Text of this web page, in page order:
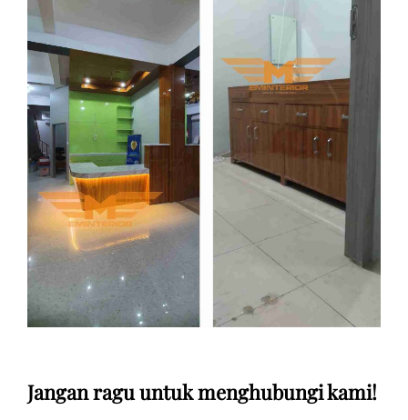
Jangan ragu untuk menghubungi kami!